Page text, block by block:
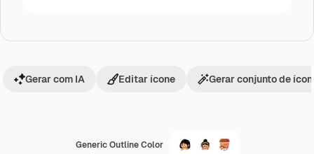
Generic Outline Color
Gerar com IA Editar ícone Gerar conjunto de